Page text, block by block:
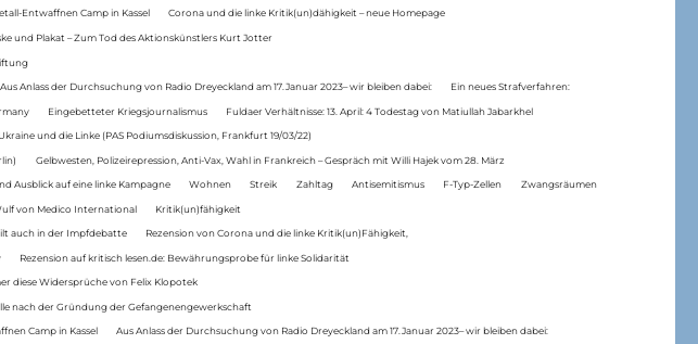
Entwaffnen Camp in Kassel Corona und die linke Kritik(un)dähigkeit – neue Homepage
und Plakat – Zum Tod des Aktionskünstlers Kurt Jotter
Aus Anlass der Durchsuchung von Radio Dreyeckland am 17.Januar 2023– wir bleiben dabei: Ein neues Strafverfahren:
Eingebetteter Kriegsjournalismus Fuldaer Verhältnisse: 13. April: 4 Todestag von Matiul­lah Jabarkhel
und die Linke (PAS Podiumsdiskussion, Frankfurt 19/03/22)
Gelbwesten, Polizeirepression, Anti-Vax, Wahl in Frankreich – Gespräch mit Willi Hajek vom 28. März
Ausblick auf eine linke Kampagne Wohnen Streik Zahltag Antisemitismus F-Typ-Zellen Zwangsräumen
von Medico International Kritik(un)fähigkeit
auch in der Impfdebatte Rezension von Corona und die linke Kritik(un)Fähigkeit,
Rezension auf kritisch lesen.de: Bewährungsprobe für linke Solidarität
diese Widersprüche von Felix Klopotek
nach der Gründung der Gefangenengewerkschaft
Camp in Kassel Aus Anlass der Durchsuchung von Radio Dreyeckland am 17.Januar 2023– wir bleiben dabei: